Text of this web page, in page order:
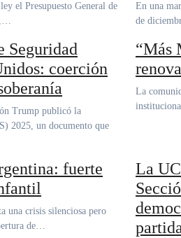
En una maratónica sesión que se extendió hasta la madrugada del 18
de
Seguridad
coerción
2025, un documento que
“Más
La comunidad marista de Argentina presenta su nueva identidad
fuerte
de…
La